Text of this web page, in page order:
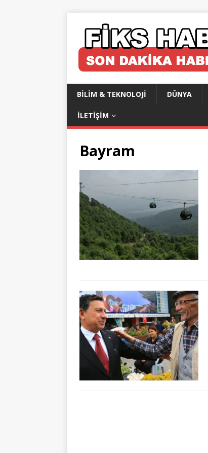
BILIM & TEKNOLOJI DÜNYA
İLETIŞIM
Bayram